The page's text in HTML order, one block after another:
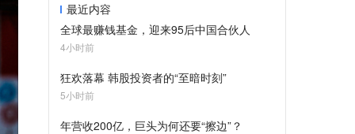
最近内容
全球最赚钱基金，迎来95后中国合伙人
4小时前
狂欢落幕 韩股投资者的“至暗时刻”
5小时前
年营收200亿，巨头为何还要“擦边”？